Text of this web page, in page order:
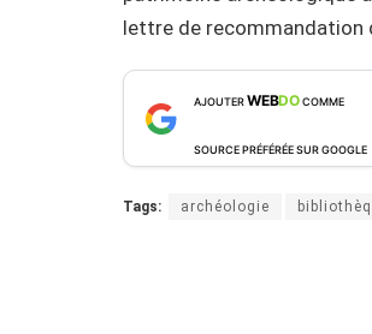
lettre de recommandation
AJOUTERWEBDOCOMME
SOURCE PRÉFÉRÉE SUR GOOGLE
Tags: archéologie